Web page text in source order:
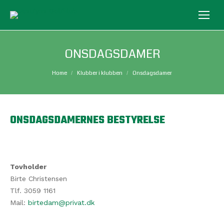
ONSDAGSDAMER
Home Klubber i klubben Onsdagsdamer
ONSDAGSDAMERNES BESTYRELSE
Tovholder
Birte Christensen
Tlf. 3059 1161
Mail: birtedam@privat.dk